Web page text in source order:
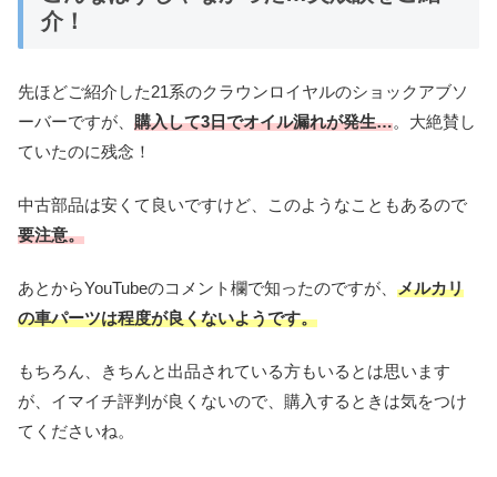
介！
先ほどご紹介した21系のクラウンロイヤルのショックアブソ
ーバーですが、 購入して3日でオイル漏れが発生…。大絶賛し
ていたのに残念！
中古部品は安くて良いですけど、このようなこともあるので
要注意。
あとからYouTubeのコメント欄で知ったのですが、 メルカリ
の車パーツは程度が良くないようです。
もちろん、きちんと出品されている方もいるとは思います
が、イマイチ評判が良くないので、購入するときは気をつけ
てくださいね。